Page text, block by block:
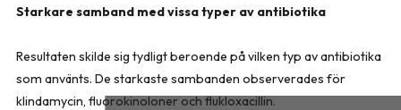
Starkare samband med vissa typer av antibiotika
Resultaten skilde sig tydligt beroende på vilken typ av antibiotika
som använts. De starkaste sambanden observerades för
klindamycin, fluorokinoloner och flukloxacillin.